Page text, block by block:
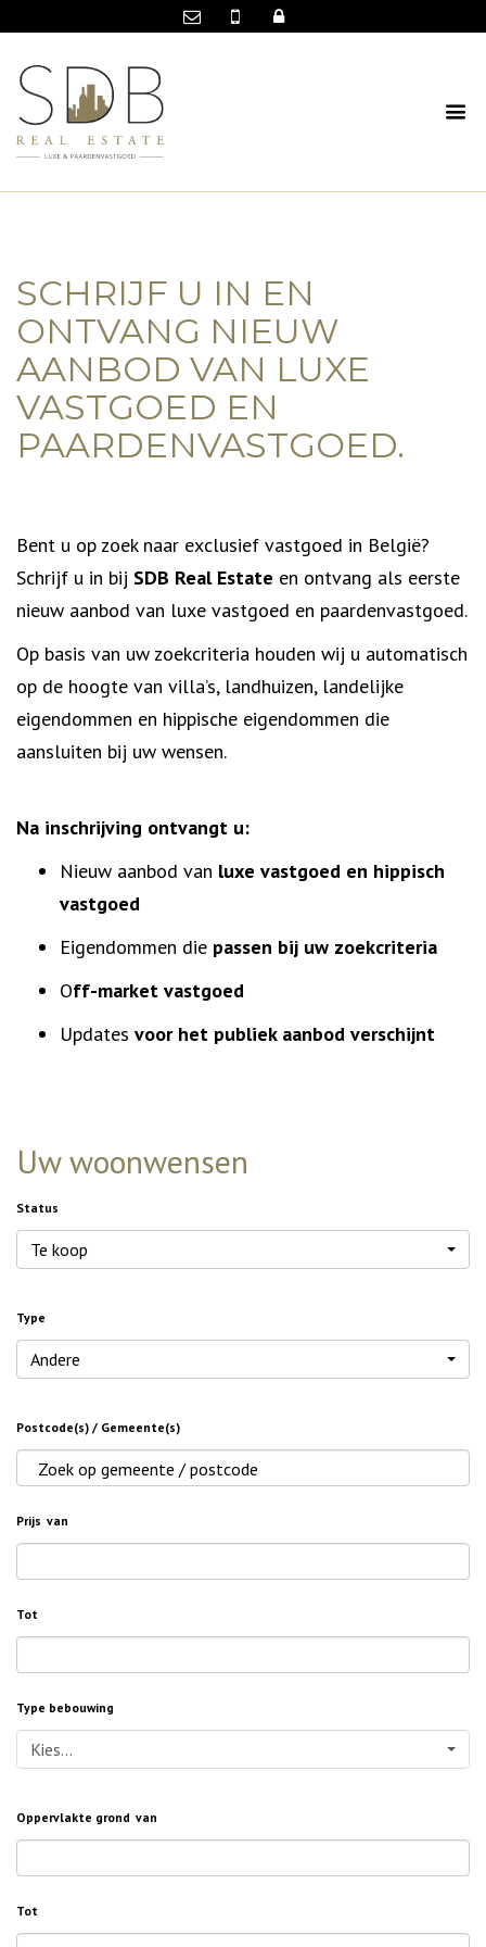
SCHRIJF U IN EN
ONTVANG NIEUW
AANBOD VAN LUXE
VASTGOED EN
PAARDENVASTGOED.
Bent u op zoek naar exclusief vastgoed in België?
Schrijf u in bij SDB Real Estate en ontvang als eerste
nieuw aanbod van luxe vastgoed en paardenvastgoed.
Op basis van uw zoekcriteria houden wij u automatisch
op de hoogte van villa’s, landhuizen, landelijke
eigendommen en hippische eigendommen die
aansluiten bij uw wensen.
Na inschrijving ontvangt u:
Nieuw aanbod van luxe vastgoed en hippisch
vastgoed
Eigendommen die passen bij uw zoekcriteria
Off-market vastgoed
Updates voor het publiek aanbod verschijnt
Uw woonwensen
Status
Te koop
Type
Andere
Postcode(s) / Gemeente(s)
Prijs van
Tot
Type bebouwing
Kies...
Oppervlakte grond van
Tot